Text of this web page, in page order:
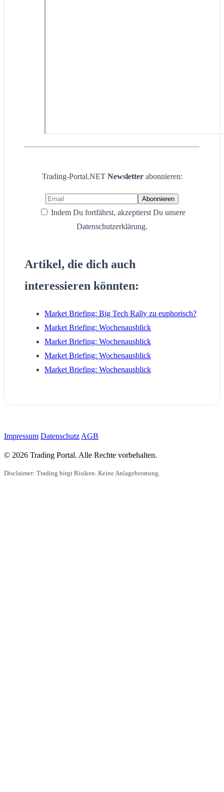
Trading-Portal.NET Newsletter abonnieren:
Indem Du fortfährst, akzeptierst Du unsere
Datenschutzerklärung.
Artikel, die dich auch
interessieren könnten:
Market Briefing: Big Tech Rally zu euphorisch?
Market Briefing: Wochenausblick
Market Briefing: Wochenausblick
Market Briefing: Wochenausblick
Market Briefing: Wochenausblick
Impressum Datenschutz AGB
© 2026 Trading Portal. Alle Rechte vorbehalten.
Disclaimer: Trading birgt Risiken. Keine Anlageberatung.